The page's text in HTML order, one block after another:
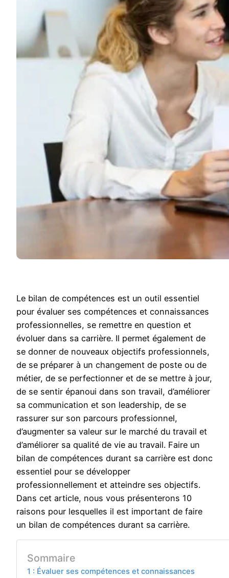
Le bilan de compétences est un outil essentiel
pour évaluer ses compétences et connaissances
professionnelles, se remettre en question et
évoluer dans sa carrière. Il permet également de
se donner de nouveaux objectifs professionnels,
de se préparer à un changement de poste ou de
métier, de se perfectionner et de se mettre à jour,
de se sentir épanoui dans son travail, d’améliorer
sa communication et son leadership, de se
rassurer sur son parcours professionnel,
d’augmenter sa valeur sur le marché du travail et
d’améliorer sa qualité de vie au travail. Faire un
bilan de compétences durant sa carrière est donc
essentiel pour se développer
professionnellement et atteindre ses objectifs.
Dans cet article, nous vous présenterons 10
raisons pour lesquelles il est important de faire
un bilan de compétences durant sa carrière.
Sommaire
1 : Évaluer ses compétences et connaissances